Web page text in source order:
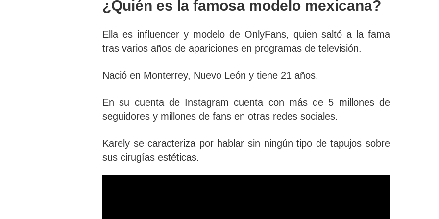
¿Quién es la famosa modelo mexicana?
Ella esinfluencer y modelo de OnlyFans, quien saltó a la fama
tras varios años de apariciones en programas de televisión.
Nació en Monterrey, Nuevo León y tiene 21 años.
En su cuenta de Instagram cuenta con más de 5 millones de
seguidoresy millones de fans en otras redes sociales.
Karely se caracteriza por hablar sin ningún tipo de tapujos sobre
sus cirugías estéticas.